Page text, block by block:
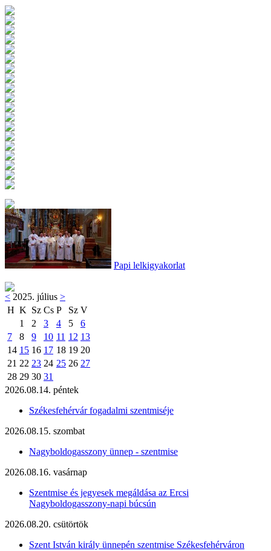
Papi lelkigyakorlat
< 2025. július >
H K Sz Cs P Sz V
1
2 3 4 5
6
7
8 9 10 11 12 13
14 15 16 17 18 19 20
21 22 23 24 25 26 27
28 29 30 31
2026.08.14. péntek
Székesfehérvár fogadalmi szentmiséje
2026.08.15. szombat
Nagyboldogasszony ünnep - szentmise
2026.08.16. vasárnap
Szentmise és jegyesek megáldása az Ercsi
Nagyboldogasszony-napi búcsún
2026.08.20. csütörtök
Szent István király ünnepén szentmise Székesfehérváron